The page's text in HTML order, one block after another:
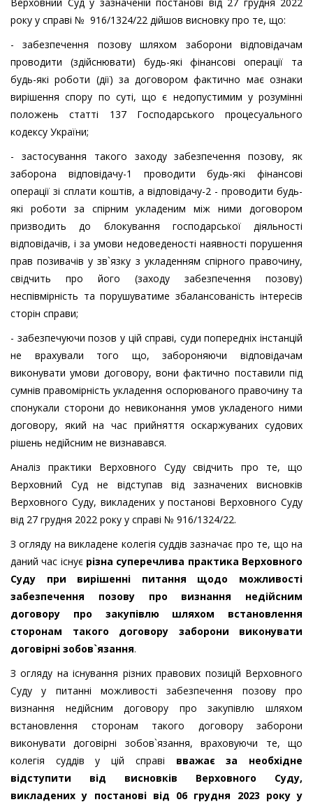
року у справі № 916/1324/22 дійшов висновку про те, що:
- забезпечення позову шляхом заборони відповідачам
проводити (здійснювати) будь-які фінансові операції та
будь-які роботи (дії) за договором фактично має ознаки
вирішення спору по суті, що є недопустимим у розумінні
положень статті 137 Господарського процесуального
кодексу України;
- застосування такого заходу забезпечення позову, як
заборона відповідачу-1 проводити будь-які фінансові
операції зі сплати коштів, а відповідачу-2 - проводити будь-
які роботи за спірним укладеним між ними договором
призводить до блокування господарської діяльності
відповідачів, і за умови недоведеності наявності порушення
прав позивачів у зв`язку з укладенням спірного правочину,
свідчить про його (заходу забезпечення позову)
неспівмірність та порушуватиме збалансованість інтересів
сторін справи;
- забезпечуючи позов у цій справі, суди попередніх інстанцій
не врахували того що, забороняючи відповідачам
виконувати умови договору, вони фактично поставили під
сумнів правомірність укладення оспорюваного правочину та
спонукали сторони до невиконання умов укладеного ними
договору, який на час прийняття оскаржуваних судових
рішень недійсним не визнавався.
Аналіз практики Верховного Суду свідчить про те, що
Верховний Суд не відступав від зазначених висновків
Верховного Суду, викладених у постанові Верховного Суду
від 27 грудня 2022 року у справі № 916/1324/22.
З огляду на викладене колегія суддів зазначає про те, що на
даний час існує різна суперечлива практика Верховного
Суду при вирішенні питання щодо можливості
забезпечення позову про визнання недійсним
договору про закупівлю шляхом встановлення
сторонам такого договору заборони виконувати
договірні зобов`язання.
З огляду на існування різних правових позицій Верховного
Суду у питанні можливості забезпечення позову про
визнання недійсним договору про закупівлю шляхом
встановлення сторонам такого договору заборони
виконувати договірні зобов`язання, враховуючи те, що
колегія суддів у цій справі вважає за необхідне
відступити від висновків Верховного Суду,
викладених у постанові від 06 грудня 2023 року у